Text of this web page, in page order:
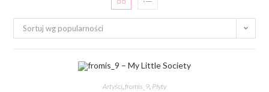
Sortuj wg popularności
Artyści,fromis_9, Płyty